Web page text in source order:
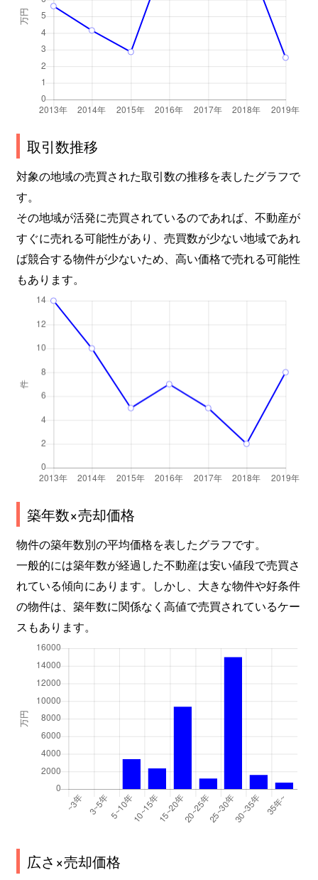
取引数推移
対象の地域の売買された取引数の推移を表したグラフで
す。
その地域が活発に売買されているのであれば、不動産が
すぐに売れる可能性があり、売買数が少ない地域であれ
ば競合する物件が少ないため、高い価格で売れる可能性
もあります。
築年数×売却価格
物件の築年数別の平均価格を表したグラフです。
一般的には築年数が経過した不動産は安い値段で売買さ
れている傾向にあります。しかし、大きな物件や好条件
の物件は、築年数に関係なく高値で売買されているケー
スもあります。
広さ×売却価格